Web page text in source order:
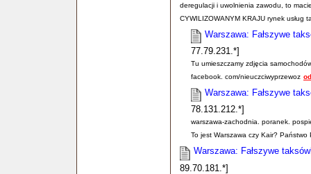
deregulacji i uwolnienia zawodu, to
CYWILIZOWANYM KRAJU rynek usług
Warszawa: Fałszywe
77.79.231.*]
Tu umieszczamy zdjęcia
facebook. com/nieuczciwyprzewoz
Warszawa: Fałszywe
78.131.212.*]
warszawa-zachodnia. poranek.
To jest Warszawa czy Kair? Państwo
Warszawa: Fałszywe
89.70.181.*]